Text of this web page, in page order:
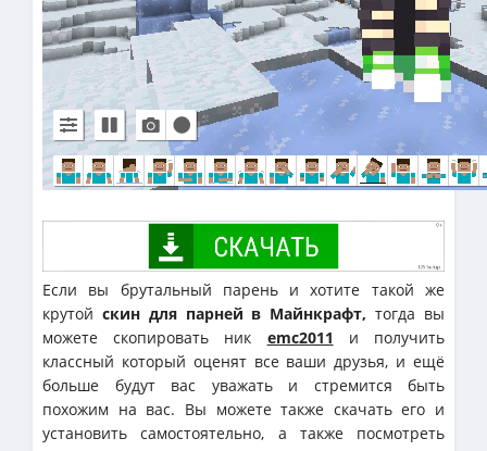
Если вы брутальный парень и хотите такой же
крутой скин для парней в Майнкрафт,тогда вы
можете скопировать ник emc2011 и получить
классный который оценят все ваши друзья, и ещё
больше будут вас уважать и стремится быть
похожим на вас. Вы можете также скачать его и
установить самостоятельно, а также посмотреть